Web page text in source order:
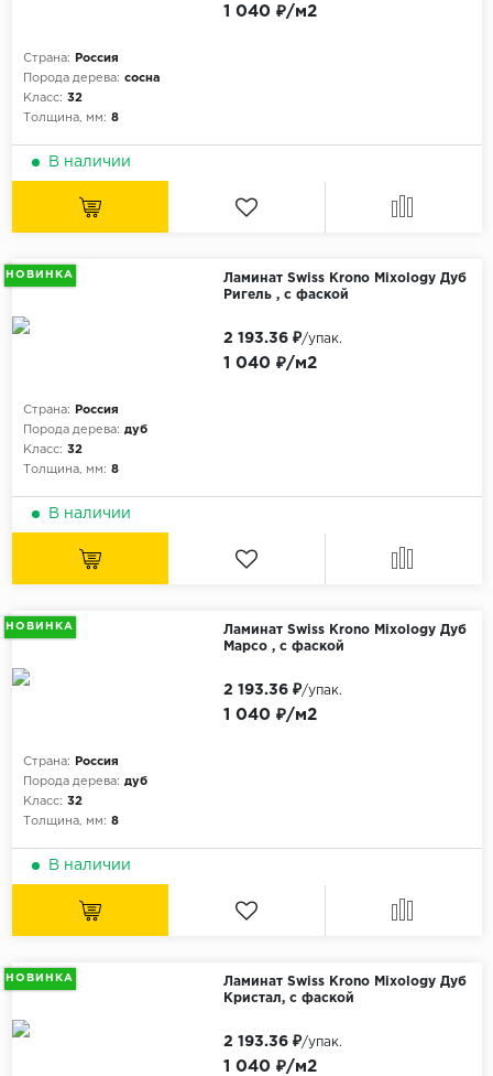
Страна:
Россия
Порода дерева: сосна
Класс: 32
Толщина, мм: 8
1 040 ₽/м2
В наличии
НОВИНКА
Ламинат Swiss Krono Mixology Дуб
Ригель , с фаской
Страна:
Россия
Порода дерева: дуб
Класс: 32
Толщина, мм: 8
1 040 ₽/м2
2 193.36 ₽/упак.
В наличии
НОВИНКА
Ламинат Swiss Krono Mixology Дуб
Марсо , с фаской
Страна:
Россия
Порода дерева: дуб
Класс: 32
Толщина, мм: 8
1 040 ₽/м2
2 193.36 ₽/упак.
В наличии
НОВИНКА
Ламинат Swiss Krono Mixology Дуб
Кристал, с фаской
1 040 ₽/м2
2 193.36 ₽/упак.